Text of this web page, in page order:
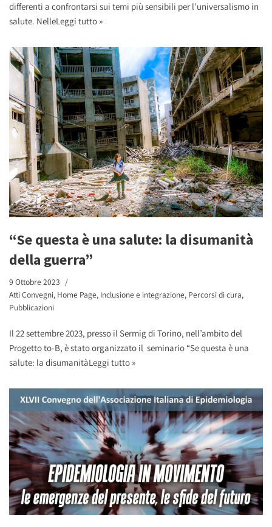
differenti a confrontarsi sui temi più sensibili per l’universalismo in
salute. NelleLeggi tutto »
“Se questa è una salute: la disumanità
della guerra”
9 Ottobre 2023
Atti Convegni, Home Page, Inclusione e integrazione, Percorsi di cura,
Pubblicazioni
Il 22 settembre 2023, presso il Sermig di Torino, nell’ambito del
Progetto to-B, è stato organizzato il seminario “Se questa è una
salute: la disumanitàLeggi tutto »